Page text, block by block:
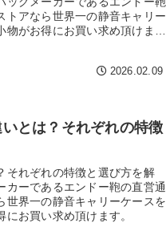
トアなら世界一の静音キャリー
物がお得にお買い求め頂けま
2026.02.09
とは？それぞれの特徴
それぞれの特徴と選び方を解
カーであるエンドー鞄の直営通
世界一の静音キャリーケースを
お買い求め頂けます。